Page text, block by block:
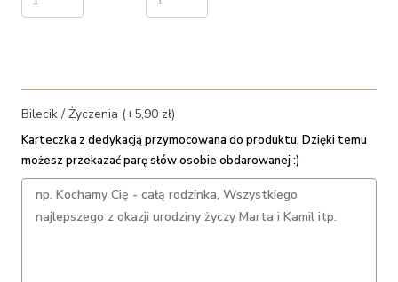
Bilecik / Życzenia (+5,90 zł)
Karteczka z dedykacją przymocowana do produktu. Dzięki temu
możesz przekazać parę słów osobie obdarowanej :)